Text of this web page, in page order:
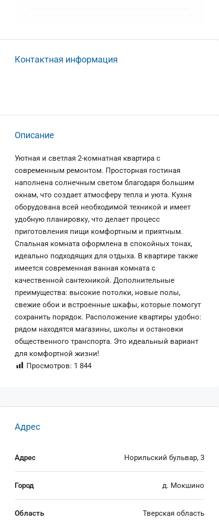
Контактная информация
Описание
Уютная и светлая 2-комнатная квартира с
современным ремонтом. Просторная гостиная
наполнена солнечным светом благодаря большим
окнам, что создает атмосферу тепла и уюта. Кухня
оборудована всей необходимой техникой и имеет
удобную планировку, что делает процесс
приготовления пищи комфортным и приятным.
Спальная комната оформлена в спокойных тонах,
идеально подходящих для отдыха. В квартире также
имеется современная ванная комната с
качественной сантехникой. Дополнительные
преимущества: высокие потолки, новые полы,
свежие обои и встроенные шкафы, которые помогут
сохранить порядок. Расположение квартиры удобно:
рядом находятся магазины, школы и остановки
общественного транспорта. Это идеальный вариант
для комфортной жизни!
Просмотров: 1 844
Адрес
Адрес Норильский бульвар, 3
Город д. Мокшино
Область Тверская область